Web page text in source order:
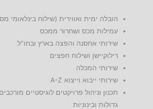
הובלה ימית ואווירית (שילוח בינלאומי
עמילות מכס ושחרור ממכס
שירותי אחסנה והפצה בארץ ובחו"ל
רילוקיישן ושילוח חפצים
שירותי המכלה
שירותי ייבוא וייצוא A-Z
תכנון וניהול פרויקטים לוגיסטיים
גדולות ובינוניות